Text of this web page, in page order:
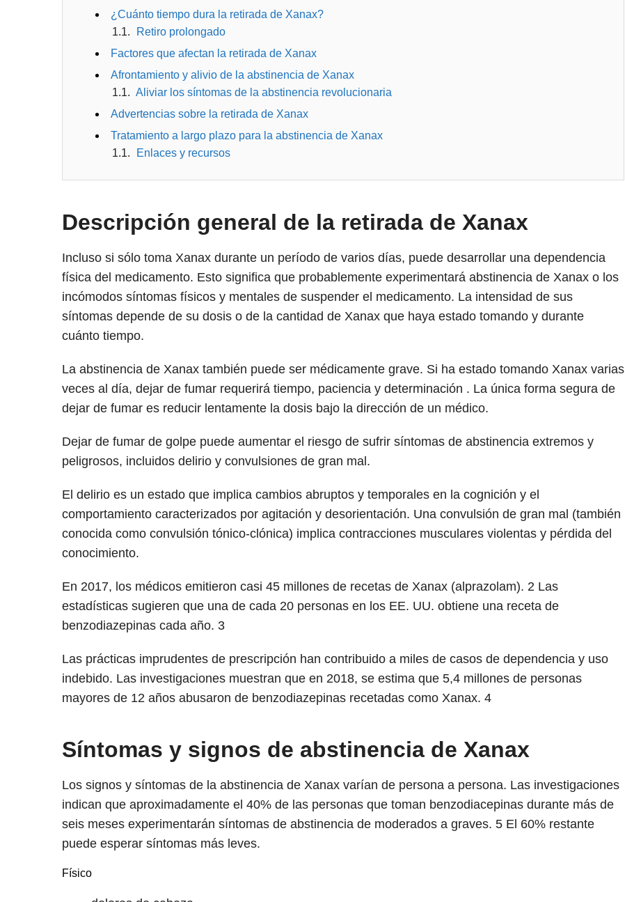
¿Cuánto tiempo dura la retirada de Xanax?
Retiro prolongado
Factores que afectan la retirada de Xanax
Afrontamiento y alivio de la abstinencia de Xanax
Aliviar los síntomas de la abstinencia revolucionaria
Advertencias sobre la retirada de Xanax
Tratamiento a largo plazo para la abstinencia de Xanax
Enlaces y recursos
Descripción general de la retirada de Xanax
Incluso si sólo toma Xanax durante un período de varios días, puede desarrollar una dependencia
física del medicamento. Esto significa que probablemente experimentará abstinencia de Xanax o los
incómodos síntomas físicos y mentales de suspender el medicamento. La intensidad de sus
síntomas depende de su dosis o de la cantidad de Xanax que haya estado tomando y durante
cuánto tiempo.
La abstinencia de Xanax también puede ser médicamente grave. Si ha estado tomando Xanax varias
veces al día, dejar de fumar requerirá tiempo, paciencia y determinación . La única forma segura de
dejar de fumar es reducir lentamente la dosis bajo la dirección de un médico.
Dejar de fumar de golpe puede aumentar el riesgo de sufrir síntomas de abstinencia extremos y
peligrosos, incluidos delirio y convulsiones de gran mal.
El delirio es un estado que implica cambios abruptos y temporales en la cognición y el
comportamiento caracterizados por agitación y desorientación. Una convulsión de gran mal (también
conocida como convulsión tónico-clónica) implica contracciones musculares violentas y pérdida del
conocimiento.
En 2017, los médicos emitieron casi 45 millones de recetas de Xanax (alprazolam). 2 Las
estadísticas sugieren que una de cada 20 personas en los EE. UU. obtiene una receta de
benzodiazepinas cada año. 3
Las prácticas imprudentes de prescripción han contribuido a miles de casos de dependencia y uso
indebido. Las investigaciones muestran que en 2018, se estima que 5,4 millones de personas
mayores de 12 años abusaron de benzodiazepinas recetadas como Xanax. 4
Síntomas y signos de abstinencia de Xanax
Los signos y síntomas de la abstinencia de Xanax varían de persona a persona. Las investigaciones
indican que aproximadamente el 40% de las personas que toman benzodiacepinas durante más de
seis meses experimentarán síntomas de abstinencia de moderados a graves. 5El 60% restante
puede esperar síntomas más leves.
Físico